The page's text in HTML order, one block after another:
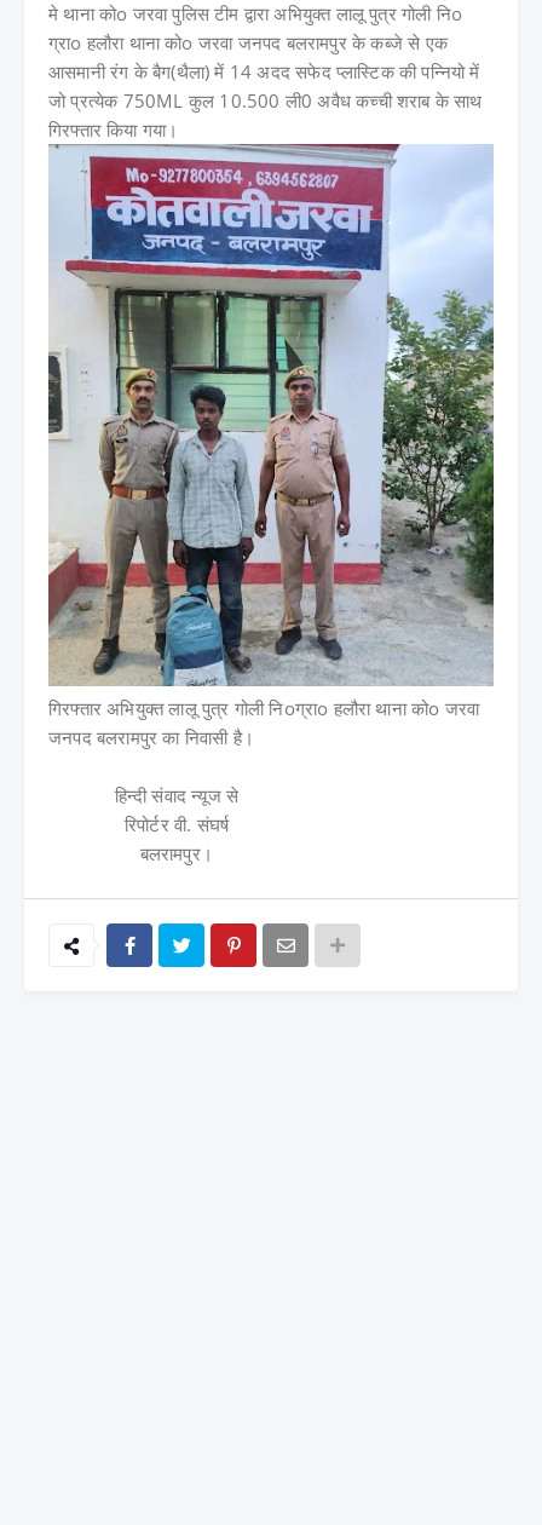
मेथाना कोo जरवा पुलिस टीम द्वारा अभियुक्त लालू पुत्र गोली निo
ग्राo हलौरा थाना कोo जरवा जनपद बलरामपुर के कब्जे से एक
आसमानी रंग के बैग(थैला) में 14 अदद सफेद प्लास्टिक की पन्नियो में
जो प्रत्येक 750ML कुल 10.500 ली0 अवैध कच्ची शराब के साथ
गिरफ्तार किया गया।
गिरफ्तार अभियुक्तलालू पुत्र गोली निoग्राo हलौरा थाना कोo जरवा
जनपद बलरामपुर का निवासी है।
हिन्दी संवाद न्यूज से
रिपोर्टर वी. संघर्ष
बलरामपुर।